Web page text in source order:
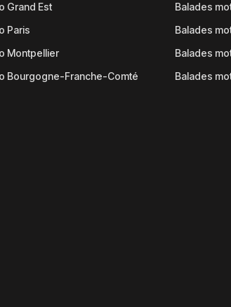
Grand Est
Paris
Montpellier
Bourgogne-Franche-Comté
Balades
Balades
Balades
Balades